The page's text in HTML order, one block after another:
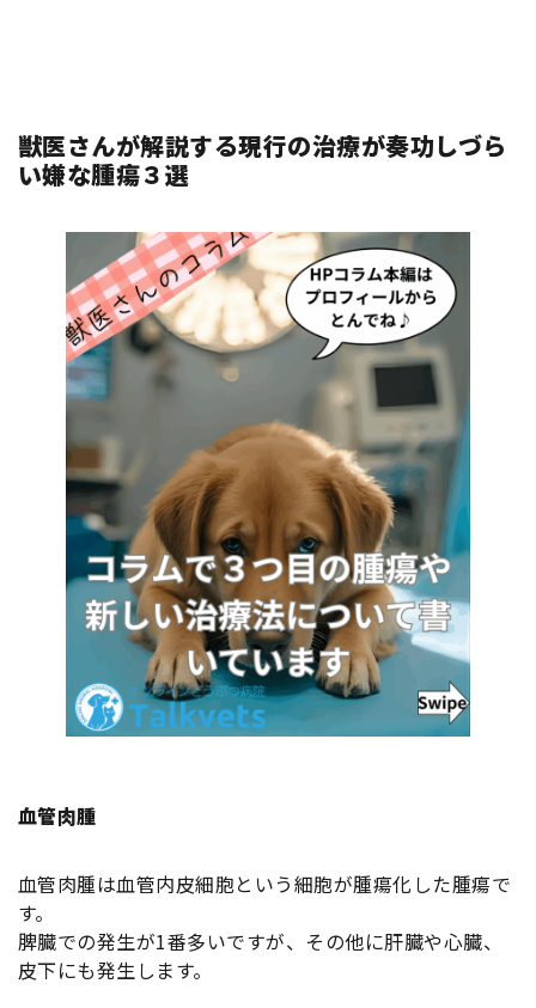
獣医さんが解説する現行の治療が奏功しづら
い嫌な腫瘍３選
血管肉腫
血管肉腫は血管内皮細胞という細胞が腫瘍化した腫瘍で
す。
脾臓での発生が1番多いですが、その他に肝臓や心臓、
皮下にも発生します。